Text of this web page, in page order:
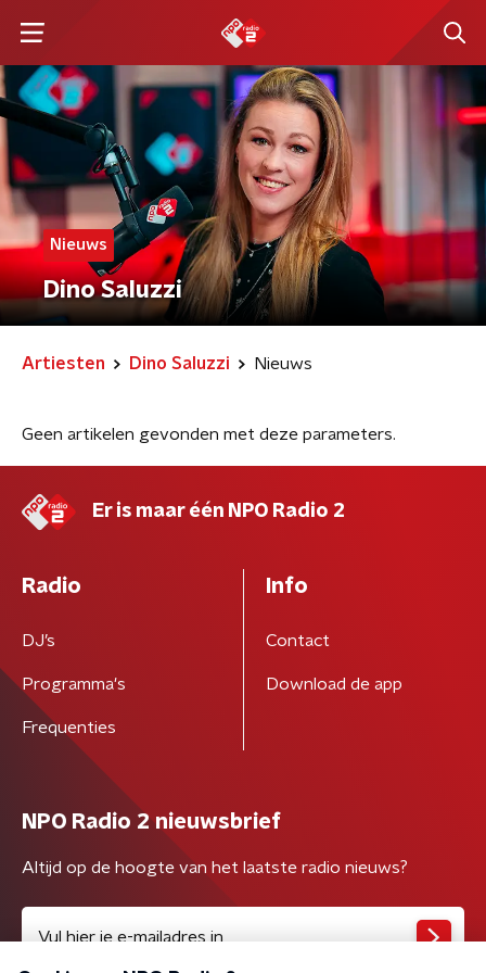
Nieuws
Dino Saluzzi
Artiesten Dino Saluzzi Nieuws
Geen artikelen gevonden met deze parameters.
Er is maar één NPO Radio 2
Radio
DJ’s
Programma's
Frequenties
Info
Contact
Download de app
NPO Radio 2 nieuwsbrief
Altijd op de hoogte van het laatste radio nieuws?